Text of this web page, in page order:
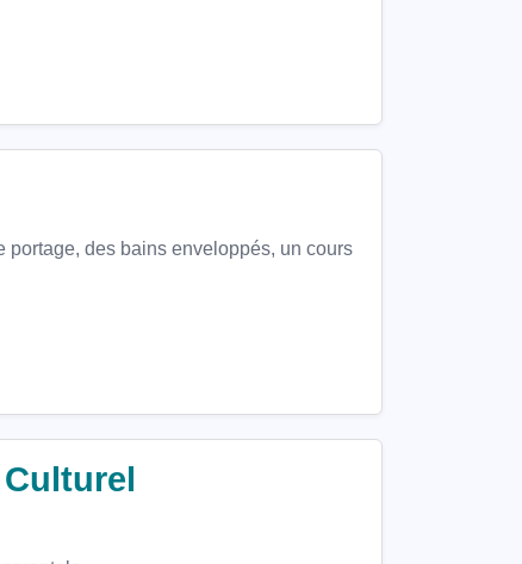
portage, des bains enveloppés, un cours